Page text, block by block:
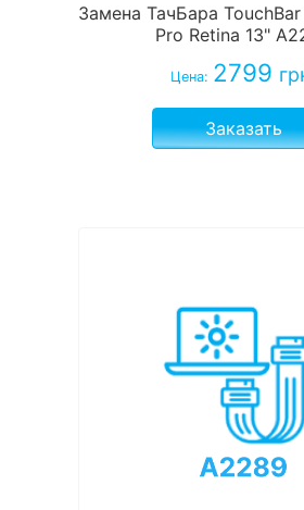
Замена ТачБара
Pro Retina 13"
Цена: 2799
Заказать